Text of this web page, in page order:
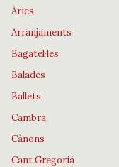
Àries
Arranjaments
Bagatel·les
Balades
Ballets
Cambra
Cànons
Cant Gregorià